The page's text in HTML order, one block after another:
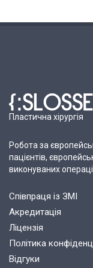
Пластична хірургія
Робота за
пацієнтів,
виконуваних
Співпраця із ЗМІ
Акредитація
Ліцензія
Політика
Відгуки